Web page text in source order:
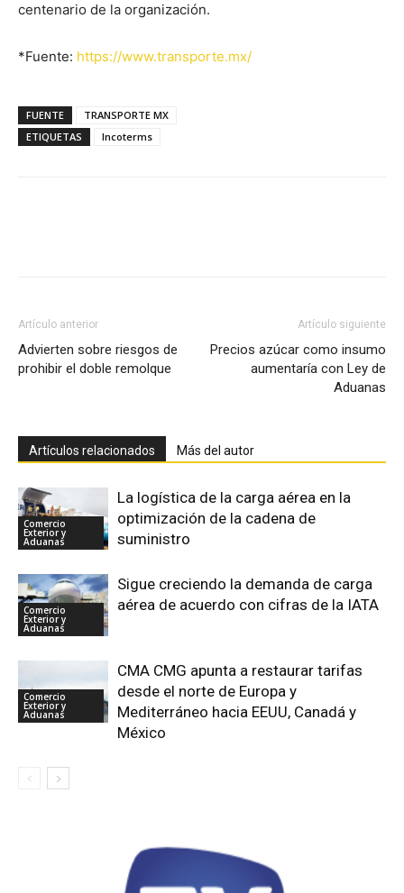
centenario de la organización.
*Fuente: https://www.transporte.mx/
FUENTE
TRANSPORTE MX
ETIQUETAS
Incoterms
Artículo anterior
Advierten sobre riesgos de
prohibir el doble remolque
Artículo siguiente
Precios azúcar como insumo
aumentaría con Ley de
Aduanas
Artículos relacionados Más del autor
Comercio
Exterior y
Aduanas
La logística de la carga aérea en la
optimización de la cadena de
suministro
Comercio
Exterior y
Aduanas
Sigue creciendo la demanda de carga
aérea de acuerdo con cifras de la IATA
Comercio
Exterior y
Aduanas
CMA CMG apunta a restaurar tarifas
desde el norte de Europa y
Mediterráneo hacia EEUU, Canadá y
México